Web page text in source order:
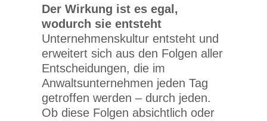
Der Wirkung ist es egal,
wodurch sie entsteht
Unternehmenskultur entsteht und
erweitert sich aus den Folgen aller
Entscheidungen, die im
Anwaltsunternehmen jeden Tag
getroffen werden – durch jeden.
Ob diese Folgen absichtlich oder